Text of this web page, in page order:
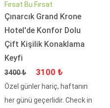
Fırsat Bu Fırsat
Çınarcık Grand Krone
Hotel'de Konfor Dolu
Çift Kişilik Konaklama
Keyfi
Fiyat
3400 ₺ İndirimli Fiyat
3100 ₺
Özel günler hariç, haftanın
her günü geçerlidir. Check in